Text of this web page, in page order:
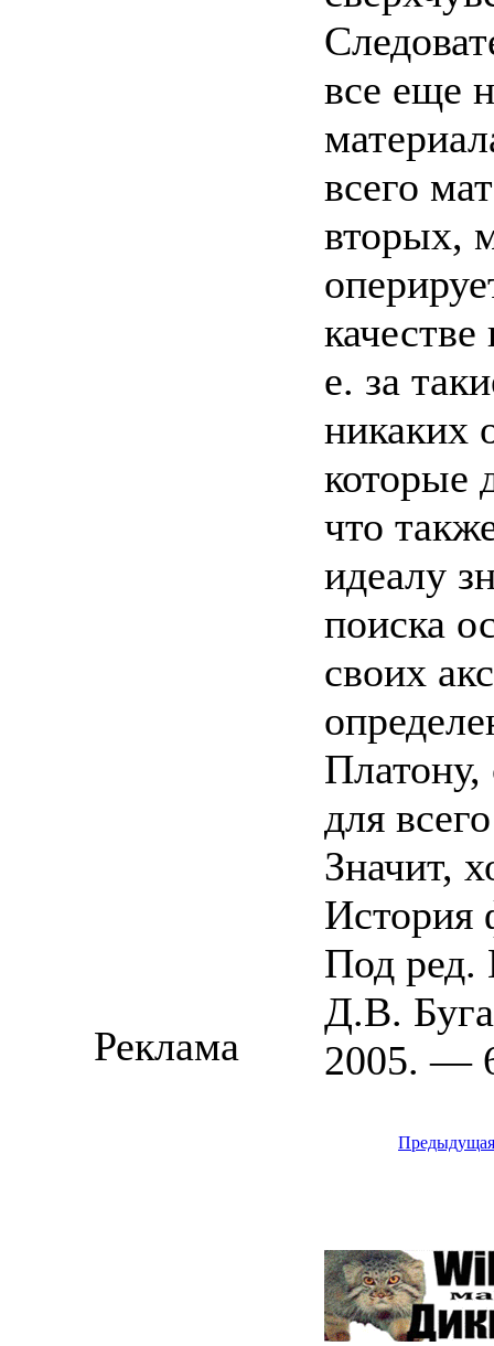
все еще
всего
вторых,
е. за
никаких
которые
что
идеалу
поиска
своих
для
Значит,
История
Под ред.
Д.В.
2005. —
Предыдущая
Реклама